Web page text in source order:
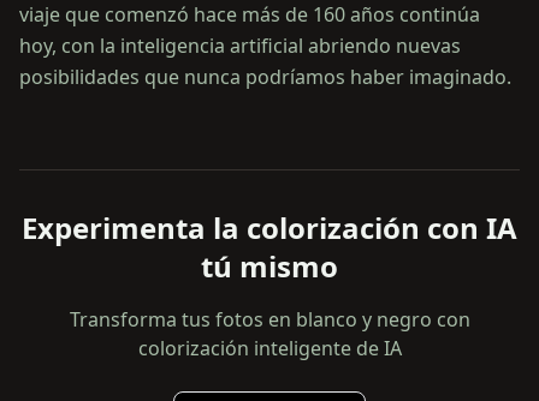
viaje que comenzó hace más de 160 años continúa
hoy, con la inteligencia artificial abriendo nuevas
posibilidades que nunca podríamos haber imaginado.
Experimenta la colorización con IA
tú mismo
Transforma tus fotos en blanco y negro con
colorización inteligente de IA